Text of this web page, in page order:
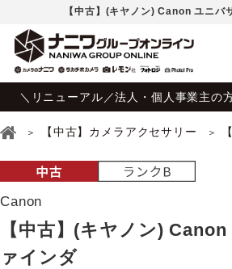
【中古】(キヤノン) Canon ユニバ
＼リニューアル／法人・個人事業主の
【中古】カメラアクセサリー
Canon
【中古】(キヤノン)
ァインダ